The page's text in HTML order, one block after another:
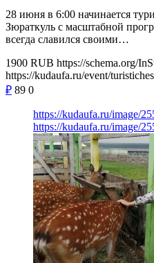
28 июня в 6:00 начинается
Зюраткуль с масштабной
всегда славился своими…
1900 RUB https://schema.org/
https://kudaufa.ru/event/
₽ 89 0
https://kudaufa.ru/image/
https://kudaufa.ru/image/